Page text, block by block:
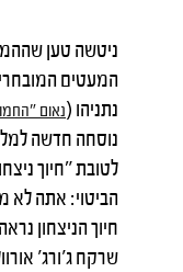
ניטשה טען
המעטים
נתניהו (נאום "
נוסחה חדשה
לטובת "חיוך
הביטוי: אתה לא
חיוך הניצחון
שרקח ג'ורג' אורוול ב־1984 כמבוא